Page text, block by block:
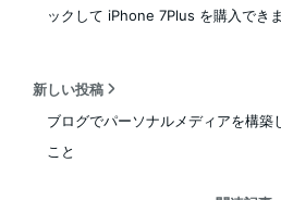
ックして iPhone 7Plus を購入でき
新しい投稿
ブログでパーソナルメディアを構築
こと